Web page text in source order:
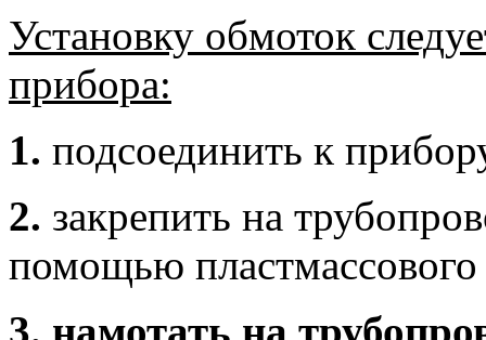
Установку обмоток
прибора:
1. подсоединить к
2. закрепить на
помощью
3. намотать на